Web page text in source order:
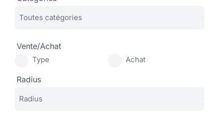
Vente/Achat
Type Achat
Radius